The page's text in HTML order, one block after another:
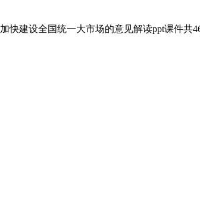
加快建设全国统一大市场的意见解读ppt课件共